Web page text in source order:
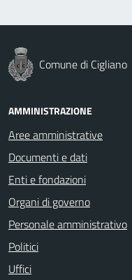
Comune di Cigliano
AMMINISTRAZIONE
Aree amministrative
Documenti e dati
Enti e fondazioni
Organi di governo
Personale amministrativo
Politici
Uffici